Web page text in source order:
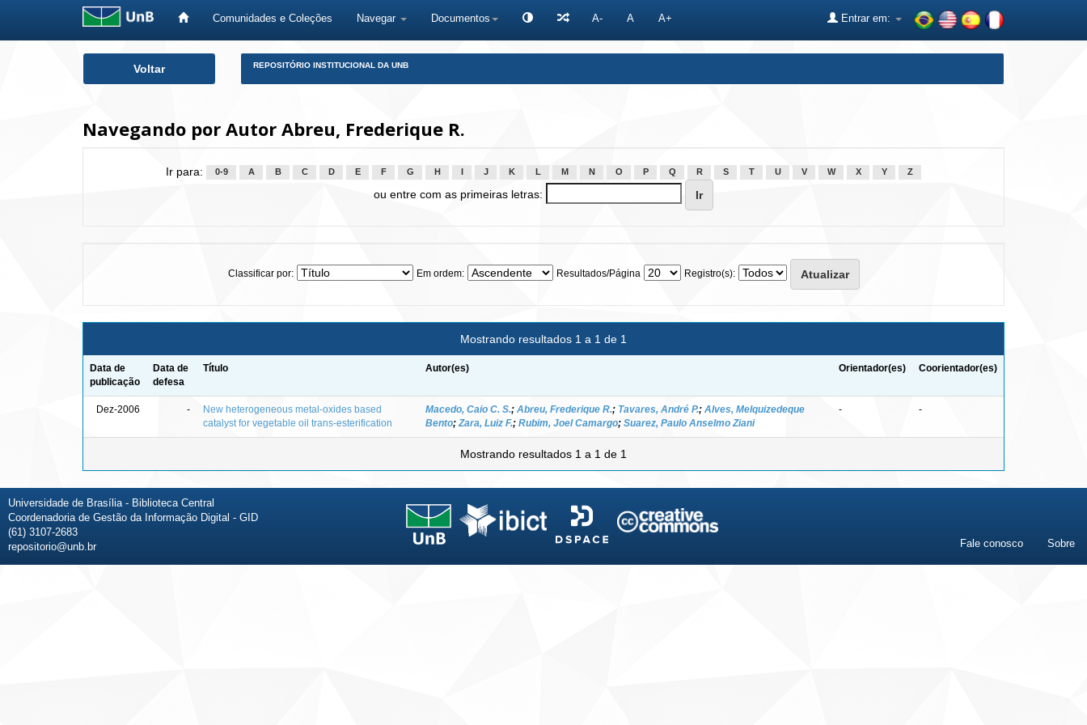
Comunidades e Coleções Navegar Documentos A- A A+ Entrar em:
Voltar REPOSITÓRIO INSTITUCIONAL DA UNB
Navegando por Autor Abreu, Frederique R.
Ir para: 0-9 A B C D E F G H J K L M N O P Q R S T U V W X Y Z
ou entre com as primeiras letras:
Classificar por: Em ordem: Resultados/Página Registro(s):
Mostrando resultados 1 a 1 de 1
Data de
publicação
Data de
defesa
Título Autor(es) Orientador(es) Coorientador(es)
Dez-2006 -
New heterogeneous metal-oxides based
catalyst for vegetable oil trans-esterification
Macedo, Caio C. S.; Abreu, Frederique R.; Tavares, André P.; Alves, Melquizedeque
Bento; Zara, Luiz F.; Rubim, Joel Camargo; Suarez, Paulo Anselmo Ziani
- -
Mostrando resultados 1 a 1 de 1
Universidade de Brasília - Biblioteca Central
Coordenadoria de Gestão da Informação Digital - GID
(61) 3107-2683
repositorio@unb.br
Fale conosco Sobre